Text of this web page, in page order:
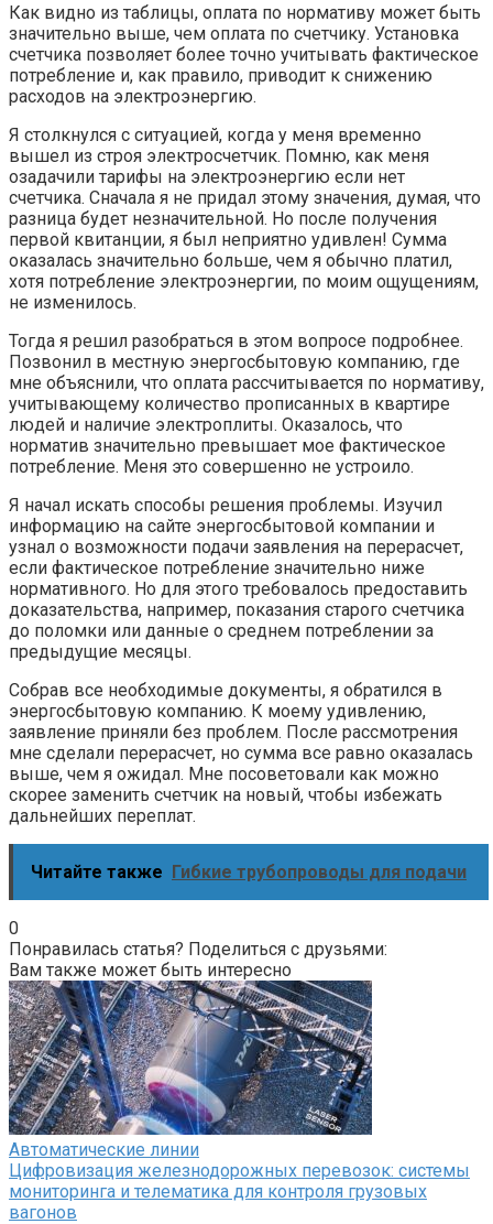
Как видно из таблицы, оплата по нормативу может быть
значительно выше, чем оплата по счетчику. Установка
счетчика позволяет более точно учитывать фактическое
потребление и, как правило, приводит к снижению
расходов на электроэнергию.
Я столкнулся с ситуацией, когда у меня временно
вышел из строя электросчетчик. Помню, как меня
озадачили тарифы на электроэнергию если нет
счетчика. Сначала я не придал этому значения, думая, что
разница будет незначительной. Но после получения
первой квитанции, я был неприятно удивлен! Сумма
оказалась значительно больше, чем я обычно платил,
хотя потребление электроэнергии, по моим ощущениям,
не изменилось.
Тогда я решил разобраться в этом вопросе подробнее.
Позвонил в местную энергосбытовую компанию, где
мне объяснили, что оплата рассчитывается по нормативу,
учитывающему количество прописанных в квартире
людей и наличие электроплиты. Оказалось, что
норматив значительно превышает мое фактическое
потребление. Меня это совершенно не устроило.
Я начал искать способы решения проблемы. Изучил
информацию на сайте энергосбытовой компании и
узнал о возможности подачи заявления на перерасчет,
если фактическое потребление значительно ниже
нормативного. Но для этого требовалось предоставить
доказательства, например, показания старого счетчика
до поломки или данные о среднем потреблении за
предыдущие месяцы.
Собрав все необходимые документы, я обратился в
энергосбытовую компанию. К моему удивлению,
заявление приняли без проблем. После рассмотрения
мне сделали перерасчет, но сумма все равно оказалась
выше, чем я ожидал. Мне посоветовали как можно
скорее заменить счетчик на новый, чтобы избежать
дальнейших переплат.
Читайте также Гибкие трубопроводы для подачи
0
Понравилась статья? Поделиться с друзьями:
Вам также может быть интересно
Автоматические линии
Цифровизация железнодорожных перевозок: системы
мониторинга и телематика для контроля грузовых
вагонов